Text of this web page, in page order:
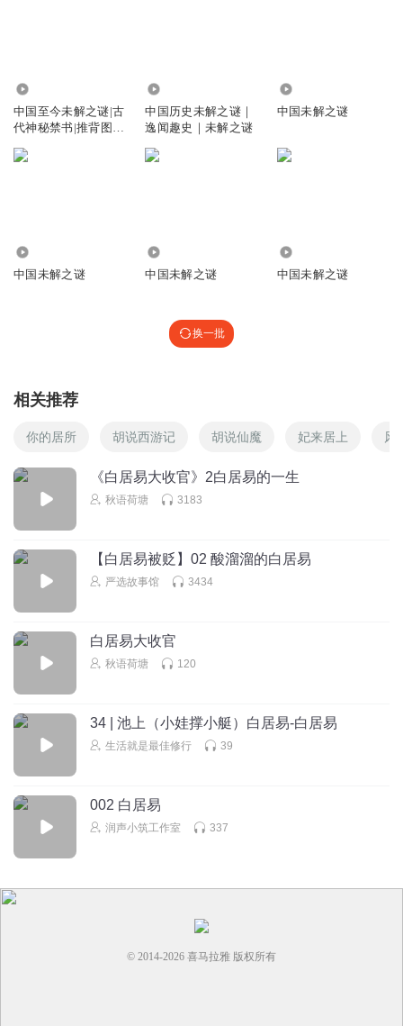
中国至今未解之谜|古
代神秘禁书|推背图烧
中国历史未解之谜｜
逸闻趣史｜未解之谜
中国未解之谜
中国未解之谜 中国未解之谜 中国未解之谜
换一批
相关推荐
你的居所 胡说西游记 胡说仙魔 妃来居上 风
《白居易大收官》2白居易的一生
秋语荷塘 3183
【白居易被贬】02 酸溜溜的白居易
严选故事馆 3434
白居易大收官
秋语荷塘 120
34 | 池上（小娃撑小艇）白居易-白居易
生活就是最佳修行 39
002 白居易
润声小筑工作室 337
© 2014-2026 喜马拉雅 版权所有